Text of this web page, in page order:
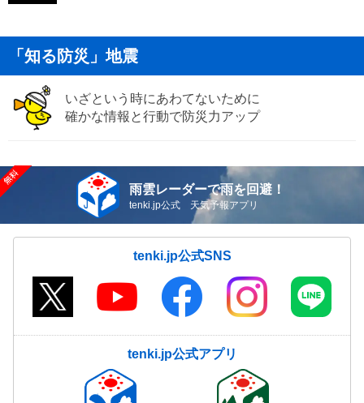
「知る防災」地震
いざという時にあわてないために
確かな情報と行動で防災力アップ
雨雲レーダーで雨を回避！
tenki.jp公式 天気予報アプリ
tenki.jp公式SNS
tenki.jp公式アプリ